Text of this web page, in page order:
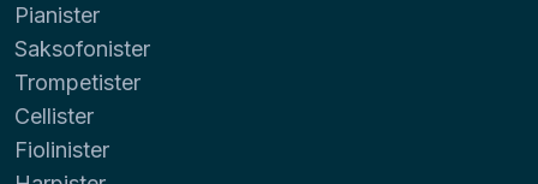
Pianister
Saksofonister
Trompetister
Cellister
Fiolinister